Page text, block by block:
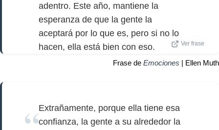
adentro. Este año, mantiene la
esperanza de que la gente la
aceptará por lo que es, pero si no lo
hacen, ella está bien con eso.
Ver frase
Frase de Emociones | Ellen Muth
Extrañamente, porque ella tiene esa
confianza, la gente a su alrededor la